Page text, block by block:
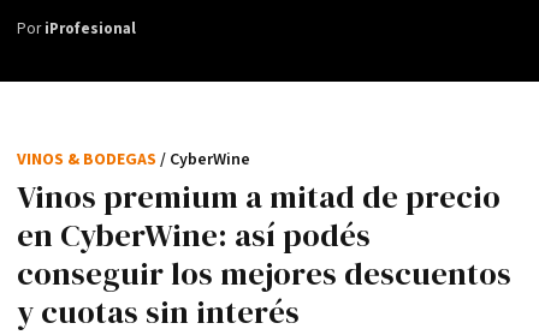
PoriProfesional
Vinos premium a mitad de precio
en CyberWine: así podés
conseguir los mejores descuentos
y cuotas sin interés
VINOS & BODEGAS / CyberWine